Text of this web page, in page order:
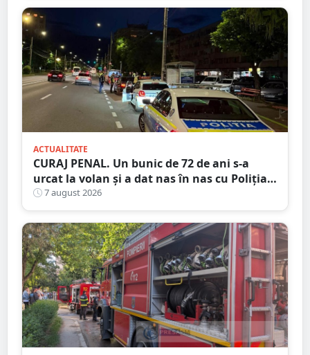
ACTUALITATE
CURAJ PENAL. Un bunic de 72 de ani s-a
urcat la volan și a dat nas în nas cu Poliția
Satu Mare
7 august 2026